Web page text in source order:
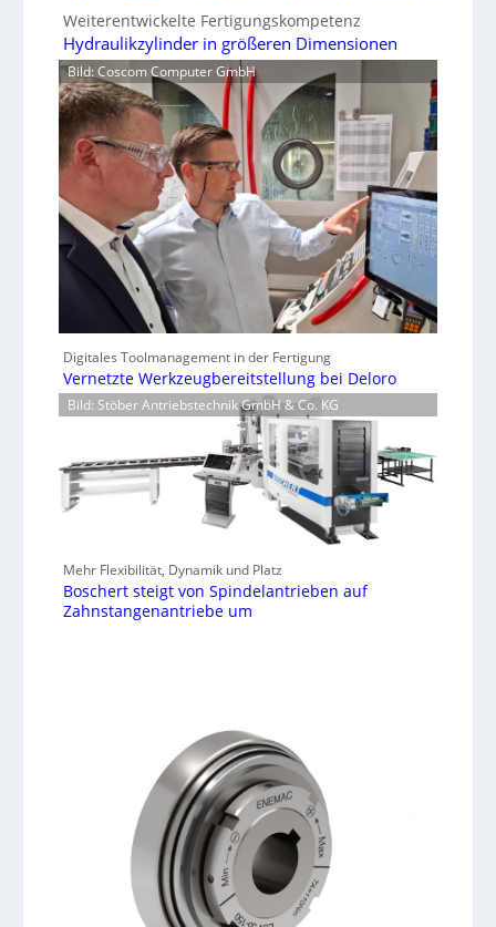
Weiterentwickelte Fertigungskompetenz
Hydraulikzylinder in größeren Dimensionen
Bild: Coscom Computer GmbH
Digitales Toolmanagement in der Fertigung
Vernetzte Werkzeugbereitstellung bei Deloro
Bild: Stöber Antriebstechnik GmbH & Co. KG
Mehr Flexibilität, Dynamik und Platz
Boschert steigt von Spindelantrieben auf
Zahnstangenantriebe um